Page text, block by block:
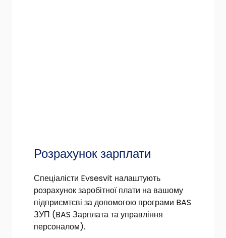
Розрахунок зарплати
Спеціалісти Evsesvit налаштують
розрахунок заробітної плати на вашому
підприємтсві за допомогою програми BAS
ЗУП (BAS Зарплата та управління
персоналом).